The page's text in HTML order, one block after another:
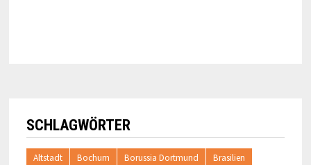
SCHLAGWÖRTER
Altstadt Bochum Borussia Dortmund
Brasilien